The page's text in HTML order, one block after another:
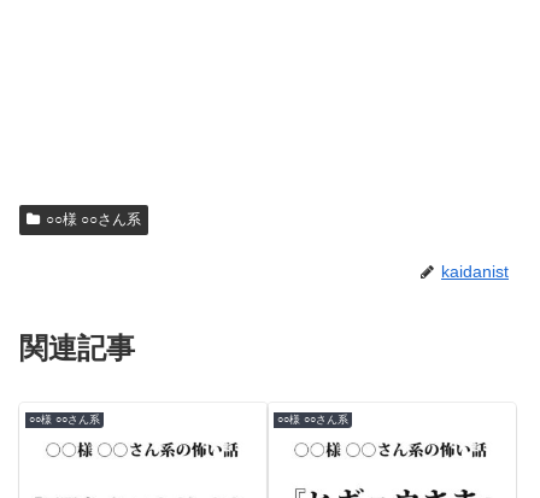
○○様 ○○さん系
kaidanist
関連記事
○○様 ○○さん系 ○○様 ○○さん系